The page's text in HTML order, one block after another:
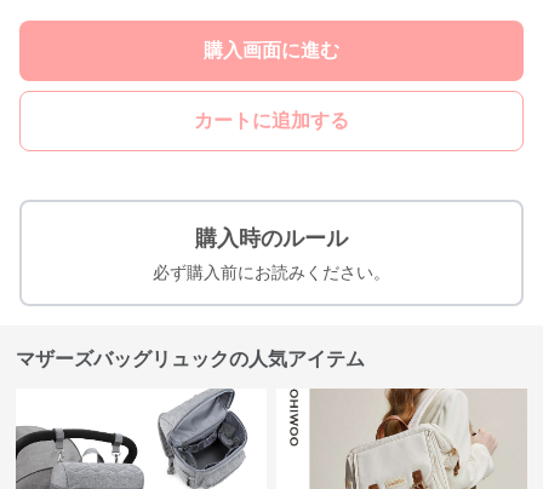
購入画面に進む
カートに追加する
購入時のルール
必ず購入前にお読みください。
マザーズバッグリュックの人気アイテム